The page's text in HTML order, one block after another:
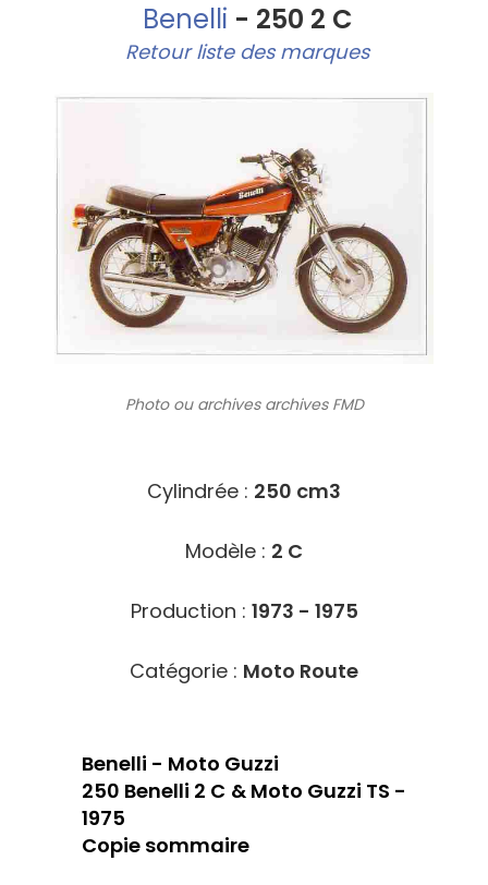
Benelli - 250 2 C
Retour liste des marques
Photo ou archivesarchives FMD
Cylindrée : 250 cm3
Modèle : 2 C
Production : 1973 - 1975
Catégorie : Moto Route
Benelli - Moto Guzzi
250 Benelli 2 C & Moto Guzzi TS -
1975
Copie sommaire